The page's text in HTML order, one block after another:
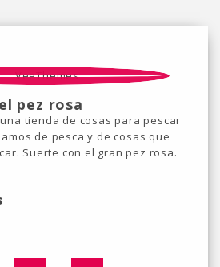
el pez rosa
tienda de cosas para pescar
de pesca y de cosas que
Suerte con el gran pez rosa.